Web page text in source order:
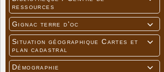
ressources

Gignac terre d'oc

Situation géographique Cartes et
plan cadastral

Démographie